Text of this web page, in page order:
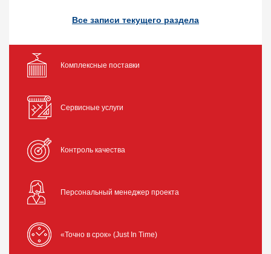
Все записи текущего раздела
Комплексные поставки
Сервисные услуги
Контроль качества
Персональный менеджер проекта
«Точно в срок» (Just In Time)